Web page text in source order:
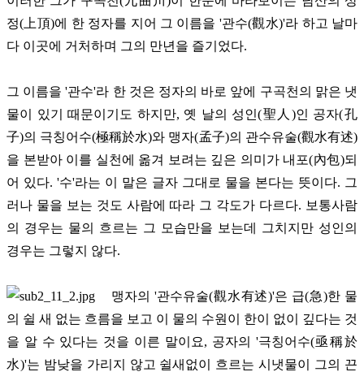
정(上頂)에 한 정자를 지어 그 이름을 '관수(觀水)'라 하고 날마
다 이곳에 거처하며 그의 만년을 즐기었다.
그 이름을 '관수'라 한 것은 정자의 바로 앞에 구곡천의 맑은 냇
물이 있기 때문이기도 하지만, 옛 날의 성인(聖人)인 공자(孔
子)의 극칭어수(極稱於水)와 맹자(孟子)의 관수유술(觀水有述)
을 본받아 이를 실천에 옮겨 보려는 깊은 의미가 내포(內包)되
어 있다. '수'라는 이 말은 글자 그대로 물을 본다는 뜻이다. 그
러나 물을 보는 것도 사람에 따라 그 각도가 다르다. 보통사람
의 경우는 물의 흐르는 그 모습만을 보는데 그치지만 성인의
경우는 그렇지 않다.
맹자의 '관수유술(觀水有述)'은 급(急)한 물
의 쉴 새 없는 흐름을 보고 이 물의 수원이 한이 없이 깊다는 것
을 알 수 있다는 것을 이른 말이요, 공자의 '극칭어수(亟稱於
水)'는 밤낮을 가리지 않고 쉴새없이 흐르는 시냇물이 그의 끈